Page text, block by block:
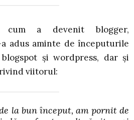
cum a devenit blogger,
adus aminte de începuturile
și wordpress, dar și
viitorul:
la bun început, am pornit de